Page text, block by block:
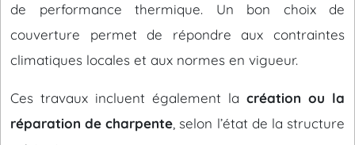
de performance thermique. Un bon choix de
couverture permet de répondre aux contraintes
climatiques locales et aux normes en vigueur.
Ces travaux incluent également la création ou la
réparation de charpente, selon l’état de la structure